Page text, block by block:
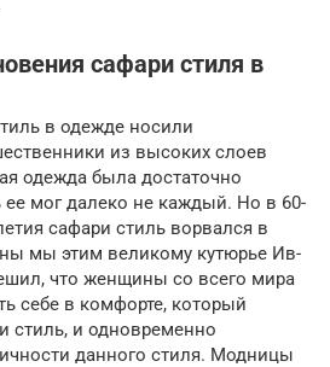
сафари стиля в
в одежде носили
из высоких слоев
одежда была достаточно
ее мог далеко не каждый. Но в 60-
сафари стиль ворвался в
мы этим великому кутюрье Ив-
что женщины со всего мира
себе в комфорте, который
стиль, и одновременно
данного стиля. Модницы